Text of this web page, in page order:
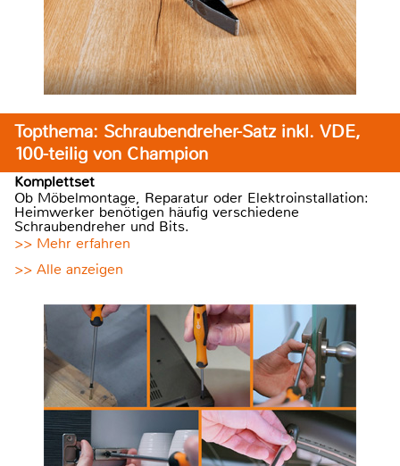
Topthema: Schraubendreher-Satz inkl. VDE,
100-teilig von Champion
Komplettset
Ob Möbelmontage, Reparatur oder Elektroinstallation:
Heimwerker benötigen häufig verschiedene
Schraubendreher und Bits.
>> Mehr erfahren
>> Alle anzeigen